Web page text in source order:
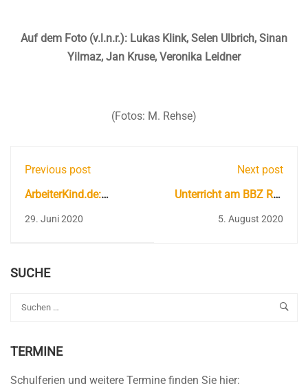
Auf dem Foto (v.l.n.r.): Lukas Klink, Selen Ulbrich, Sinan
Yilmaz, Jan Kruse, Veronika Leidner
(Fotos: M. Rehse)
Previous post
ArbeiterKind.de:
Virtueller Vortrag am
29. Juni 2020
Next post
Unterricht am BBZ RD-
5. August 2020
SUCHE
TERMINE
Schulferien und weitere Termine finden Sie hier: